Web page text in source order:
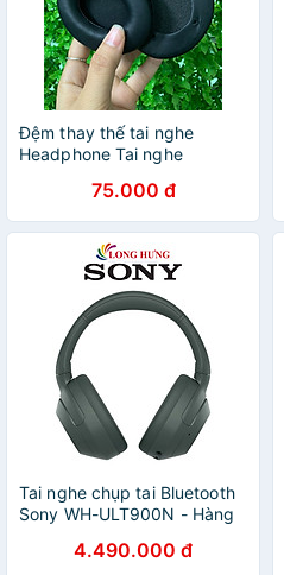
Đệm thay thế tai nghe
Headphone Tai nghe
Rockspace O2 - Hàng chính
hãng
75.000 đ
Tai nghe chụp tai Bluetooth
Sony WH-ULT900N - Hàng
4.490.000 đ